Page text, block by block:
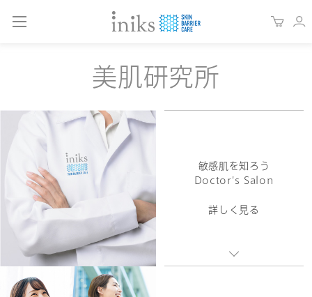
美肌研究所
敏感肌を知ろう
Doctor's Salon
詳しく見る